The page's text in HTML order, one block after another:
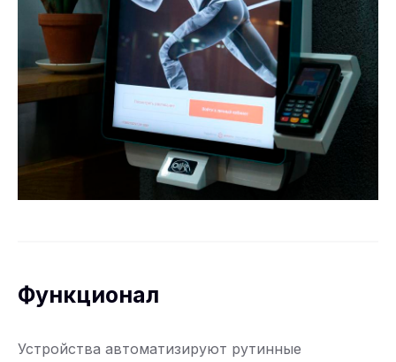
Функционал
Устройства автоматизируют рутинные